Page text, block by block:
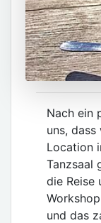
Nach ein
uns,
Location
Tanzsaal
die Reise
und das